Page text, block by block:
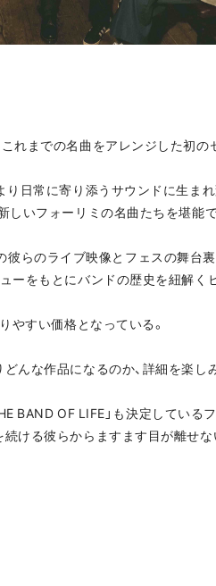
までの名曲をアレンジした初の
日常に寄り添うサウンドに生まれ
しいフォーリミの名曲たちを堪能
彼らのライブ映像とフェスの舞台
をもとにバンドの歴史を紐解く
やすい価格となっている。
んな作品になるのか、詳細を楽し
BAND OF LIFE」も決定しているフ
ける彼らからますます目が離せな